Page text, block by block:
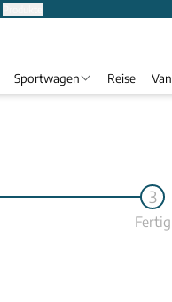
Sportwagen Reise Van
3
Fertig